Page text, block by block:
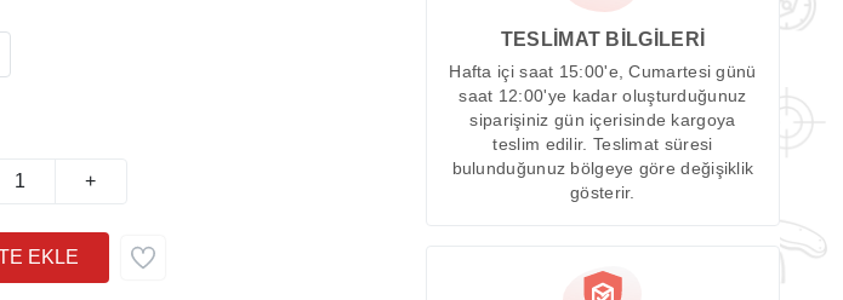
+
TESLİMAT BİLGİLERİ
Hafta içi saat 15:00'e, Cumartesi günü
saat 12:00'ye kadar oluşturduğunuz
siparişiniz gün içerisinde kargoya
teslim edilir. Teslimat süresi
bulunduğunuz bölgeye göre değişiklik
gösterir.